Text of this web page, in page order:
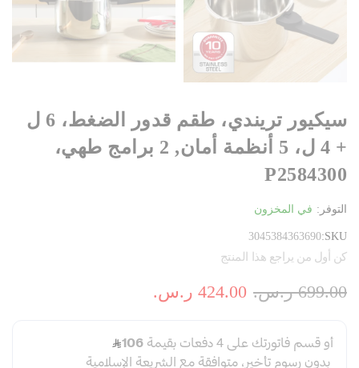
سيكيور تريندي، طقم قدور الضغط، 6 ل
+ 4 ل، 5 أنظمة أمان, 2 برامج طهي،
P2584300
التوفر: في المخزون
SKU
3045384363690
كن أول من يراجع هذا المنتج
424.00 ر.س.‏ 699.00 ر.س.‏